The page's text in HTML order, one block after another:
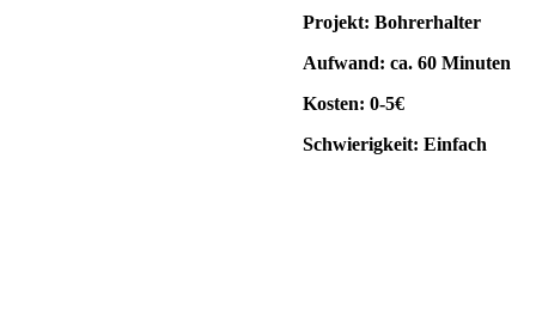
Projekt: Bohrerhalter
Aufwand: ca. 60 Minuten
Kosten: 0-5€
Schwierigkeit: Einfach